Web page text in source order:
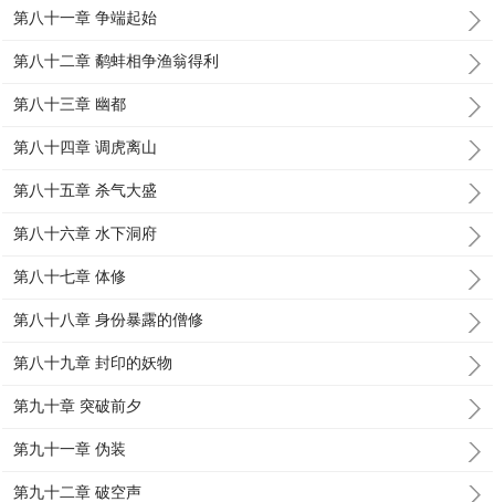
第八十一章 争端起始
第八十二章 鹬蚌相争渔翁得利
第八十三章 幽都
第八十四章 调虎离山
第八十五章 杀气大盛
第八十六章 水下洞府
第八十七章 体修
第八十八章 身份暴露的僧修
第八十九章 封印的妖物
第九十章 突破前夕
第九十一章 伪装
第九十二章 破空声